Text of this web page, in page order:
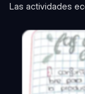
Las actividades